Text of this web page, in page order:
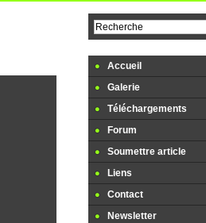
Accueil
Galerie
Téléchargements
Forum
Soumettre article
Liens
Contact
Newsletter